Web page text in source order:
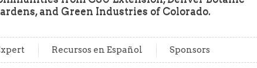
and Green Industries of Colorado.
Recursos en Español Sponsors